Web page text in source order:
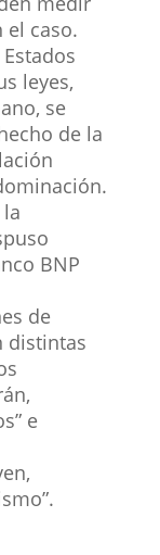
el caso.
leyes,
se
de la
BNP
de
distintas
e